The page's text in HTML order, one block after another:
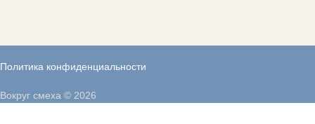
Политика конфиденциальности
Вокруг смеха © 2026